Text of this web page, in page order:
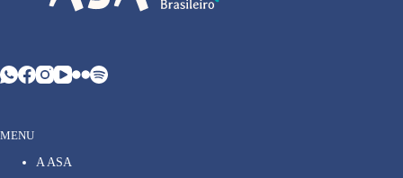
MENU
A ASA